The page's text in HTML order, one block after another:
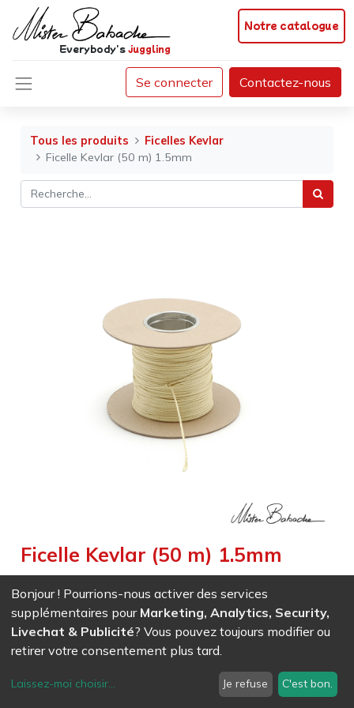
Notre catalogue
Everybody'sjuggling
Se connecter Contactez-nous
Tous les produits
Ficelles Kevlar
Ficelle Kevlar (50 m) 1.5mm
Ficelle Kevlar (50 m) 1.5mm
Weight :0,250kg|Diameter :0,150cm|Size :5 000,000cm
Ficelle résistante au feu
EAN7611847037598- Ref (3759
Bonjour ! Pourrions-nous activer des services
supplémentaires pour Marketing, Analytics, Security,
Livechat & Publicité? Vous pouvez toujours modifier ou
retirer votre consentement plus tard.
Laissez-moi choisir... Je refuse C'est bon.